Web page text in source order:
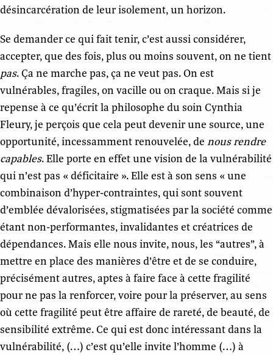
désincarcération de leur isolement, un horizon.
Se demander ce qui fait tenir, c’est aussi considérer,
accepter, que des fois, plus ou moins souvent, on ne tient
pas. Ça ne marche pas, ça ne veut pas. On est
vulnérables, fragiles, on vacille ou on craque. Mais si je
repense à ce qu’écrit la philosophe du soin Cynthia
Fleury, je perçois que cela peut devenir une source, une
opportunité, incessamment renouvelée, de nous rendre
capables. Elle porte en effet une vision de la vulnérabilité
qui n’est pas « déficitaire ». Elle est à son sens « une
combinaison d’hyper-contraintes, qui sont souvent
d’emblée dévalorisées, stigmatisées par la société comme
étant non-performantes, invalidantes et créatrices de
dépendances. Mais elle nous invite, nous, les “autres”, à
mettre en place des manières d’être et de se conduire,
précisément autres, aptes à faire face à cette fragilité
pour ne pas la renforcer, voire pour la préserver, au sens
où cette fragilité peut être affaire de rareté, de beauté, de
sensibilité extrême. Ce qui est donc intéressant dans la
vulnérabilité, (…) c’est qu’elle invite l’homme (…) à